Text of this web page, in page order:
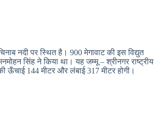
नदी पर स्थित है। 900 मेगावाट की इस विद्युत
सिंह ने किया था। यह जम्मू – श्रीनगर राष्ट्रीय
144 मीटर और लंबाई 317 मीटर होगी।